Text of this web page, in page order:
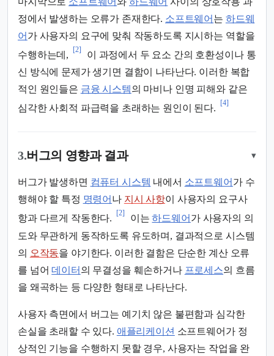
정에서 발생하는 오류가 존재한다. 소프트웨어 는 하드웨
어 가 사용자의 요구에 맞춰 작동하도록 지시하는 역할을
수행하는데,
[2]
이 과정에서 두 요소 간의 호환성이나 통
신 방식에 문제가 생기면 결함이 나타난다. 이러한 복합
적인 원인들은 금융 시스템의 마비나 인명 피해와 같은
심각한 사회적 파급력을 초래하는 원인이 된다.
[4]
3.버그의 영향과 결과 ▾
버그가 발생하면 컴퓨터 시스템 내에서 소프트웨어 가 수
행해야 할 특정 명령어 나 지시 사항이 사용자의 요구사
항과 다르게 작동한다.
[2]
이는하드웨어 가 사용자의 의
도와 무관하게 동작하도록 유도하며, 결과적으로 시스템
의 오작동을 야기한다. 이러한 결함은 단순한 계산 오류
를 넘어데이터 의 무결성을 훼손하거나 프로세스의 흐름
을 왜곡하는 등 다양한 형태로 나타난다.
사용자 측면에서 버그는 예기치 않은 불편함과 심각한
손실을 초래할 수 있다. 애플리케이션 소프트웨어가 정
상적인 기능을 수행하지 못할 경우, 사용자는 작업을 완